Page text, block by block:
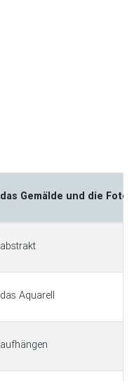
das Gemälde und die
abstrakt
das Aquarell
aufhängen